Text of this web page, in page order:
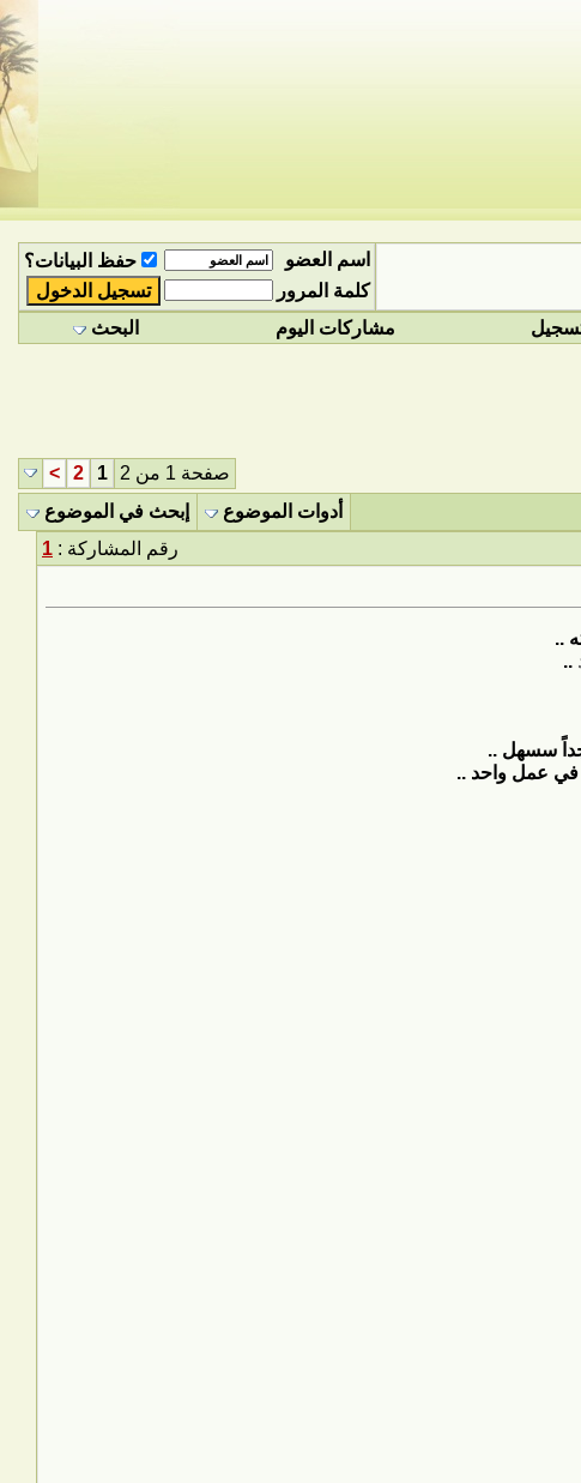
اسم العضو
حفظ البيانات؟
كلمة المرور
مشاركات اليوم البحث
صفحة 1 من 2 1
2
>
أدوات الموضوع
إبحث في الموضوع
رقم المشاركة : 1
..
..
سسهل ..
في عمل واحد ..